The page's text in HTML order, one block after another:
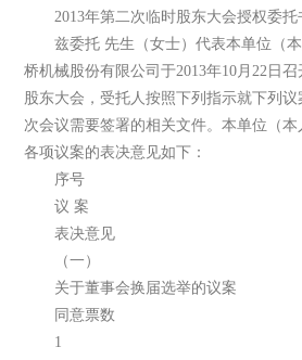
2013年第二次临时股东大会授权委托
兹委托 先生（女士）代表本单位（本
桥机械股份有限公司于2013年10月22日
股东大会，受托人按照下列指示就下列
次会议需要签署的相关文件。本单位（
各项议案的表决意见如下：
序号
议 案
表决意见
（一）
关于董事会换届选举的议案
同意票数
1